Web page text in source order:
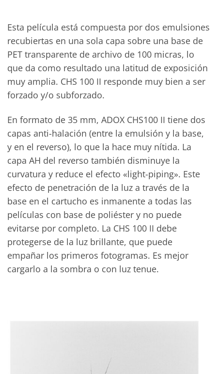
Esta película está compuesta por dos emulsiones
recubiertas en una sola capa sobre una base de
PET transparente de archivo de 100 micras, lo
que da como resultado una latitud de exposición
muy amplia. CHS 100 II responde muy bien a ser
forzado y/o subforzado.
En formato de 35 mm, ADOX CHS100 II tiene dos
capas anti-halación (entre la emulsión y la base,
y en el reverso), lo que la hace muy nítida. La
capa AH del reverso también disminuye la
curvatura y reduce el efecto «light-piping». Este
efecto de penetración de la luz a través de la
base en el cartucho es inmanente a todas las
películas con base de poliéster y no puede
evitarse por completo. La CHS 100 II debe
protegerse de la luz brillante, que puede
empañar los primeros fotogramas. Es mejor
cargarlo a la sombra o con luz tenue.